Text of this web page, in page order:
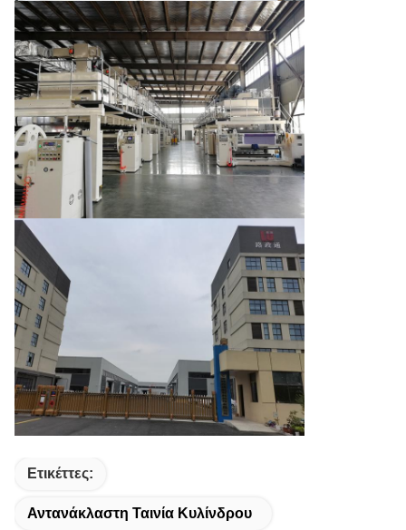
Ετικέττες:
Αντανάκλαστη Ταινία Κυλίνδρου